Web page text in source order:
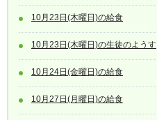
10月23日(木曜日)の給食
10月23日(木曜日)の生徒のようす
10月24日(金曜日)の給食
10月27日(月曜日)の給食